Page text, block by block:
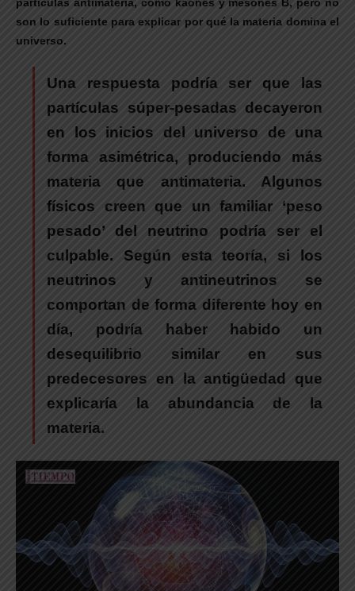
son lo suficiente para explicar por qué la materia domina el
universo.
Una respuesta podría ser que las
partículas súper-pesadas decayeron
en los inicios del universo de una
forma asimétrica, produciendo más
materia que antimateria. Algunos
físicos creen que un familiar ‘peso
pesado’ del neutrino podría ser el
culpable. Según esta teoría, si los
neutrinos y antineutrinos se
comportan de forma diferente hoy en
día, podría haber habido un
desequilibrio similar en sus
predecesores en la antigüedad que
explicaría la abundancia de la
materia.